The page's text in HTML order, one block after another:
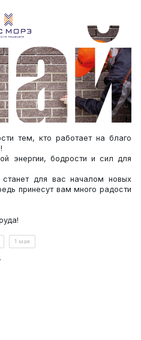
тем, кто работает на благо
энергии, бодрости и сил для
станет для вас началом новых
принесут вам много радости
1 мая